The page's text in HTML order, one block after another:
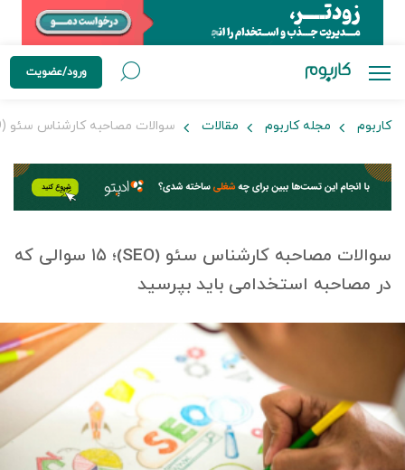
ورود/عضویت
کاربوم مجله کاربوم مقالات سوالات مصاحبه کارشناس سئو (SEO)؛ ۱۵ سوالی که در مصاحبه استخدامی باید بپرسید
سوالات مصاحبه کارشناس سئو (SEO)؛ ۱۵ سوالی که
در مصاحبه استخدامی باید بپرسید